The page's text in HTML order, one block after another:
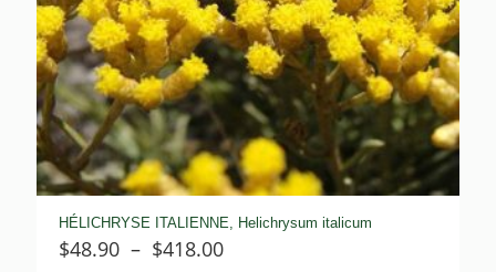
HÉLICHRYSE ITALIENNE, Helichrysum italicum
$48.90 – $418.00Plage